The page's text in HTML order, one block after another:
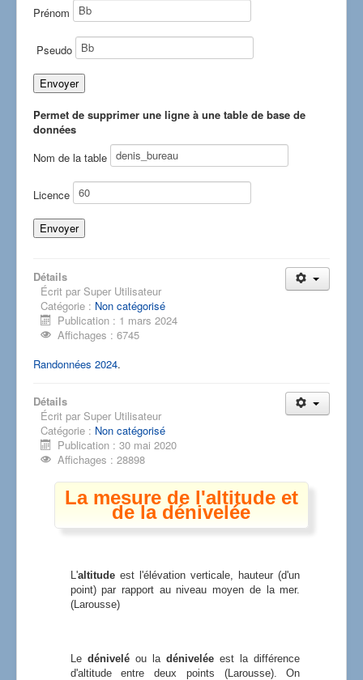
Prénom
Pseudo
Permet de supprimer une ligne à une table de base de
données
Nom de la table
Licence
Détails
Écrit par Super Utilisateur
Catégorie : Non catégorisé
Publication : 1 mars 2024
Affichages : 6745
Randonnées 2024.
Détails
Écrit par Super Utilisateur
Catégorie : Non catégorisé
Publication : 30 mai 2020
Affichages : 28898
La mesure de l'altitude et
de la dénivelée
L'altitudeest l'élévation verticale, hauteur (d'un
point) par rapport au niveau moyen de la mer.
(Larousse)
Le déniveléou ladénivelée est la différence
d'altitude entre deux points (Larousse). On